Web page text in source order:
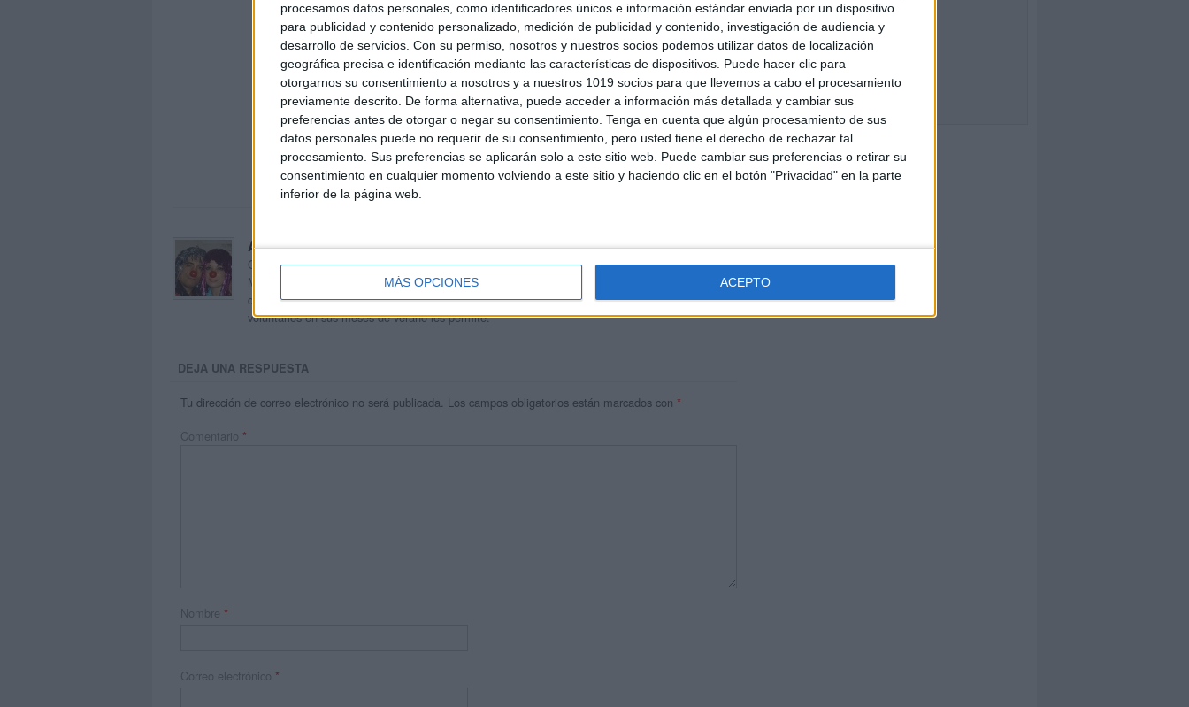
procesamos datos personales, como identificadores únicos e información estándar enviada por un dispositivo
para publicidad y contenido personalizado, medición de publicidad y contenido, investigación de audiencia y
desarrollo de servicios. Con su permiso, nosotros y nuestros socios podemos utilizar datos de localización
geográfica precisa e identificación mediante las características de dispositivos. Puede hacer clic para
otorgarnos su consentimiento a nosotros y a nuestros 1019 socios para que llevemos a cabo el procesamiento
previamente descrito. De forma alternativa, puede acceder a información más detallada y cambiar sus
preferencias antes de otorgar o negar su consentimiento. Tenga en cuenta que algún procesamiento de sus
datos personales puede no requerir de su consentimiento, pero usted tiene el derecho de rechazar tal
procesamiento. Sus preferencias se aplicarán solo a este sitio web. Puede cambiar sus preferencias o retirar su
consentimiento en cualquier momento volviendo a este sitio y haciendo clic en el botón "Privacidad" en la parte
inferior de la página web.
MÁS OPCIONES ACEPTO
Acerca de orientacionandujar
Orientación Andújar no es solo un blog, es la apuesta personal de dos profesores Ginés y
Maribel, que además de ser pareja, son los encargados de los contenidos que encontramos
dentro del blog y en el cual, vuelcan la mayor parte del tiempo, que sus tareas como docentes, y
voluntarios en sus meses de verano les permite.
DEJA UNA RESPUESTA
Tu dirección de correo electrónico no será publicada. Los campos obligatorios están marcados con *
Comentario *
Nombre *
Correo electrónico *